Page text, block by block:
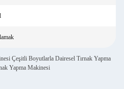
Çeşitli Boyutlarla Dairesel Tırnak Yapma
Yapma Makinesi